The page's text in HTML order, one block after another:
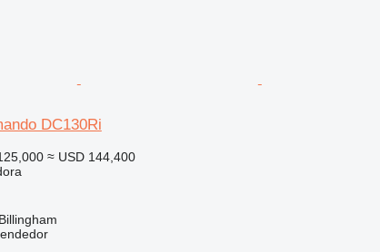
DC130Ri
≈ USD 144,400